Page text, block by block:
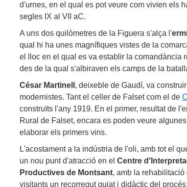
d'urnes, en el qual es pot veure com vivien els
segles IX al VII aC.
A uns dos quilòmetres de la Figuera s'alça l'
qual hi ha unes magnífiques vistes de la
el lloc en el qual es va establir la comandància
des de la qual s'albiraven els camps de la
César Martinell , deixeble de Gaudí, va
modernistes. Tant el celler de Falset com el de
construïts l'any 1919. En el primer, resultat de
Rural de Falset, encara es poden veure
elaborar els primers vins.
L'acostament a la indústria de l'oli, amb tot el
un nou punt d'atracció en el Centre
Productives de Montsant, amb la
visitants un recorregut guiat i didàctic del